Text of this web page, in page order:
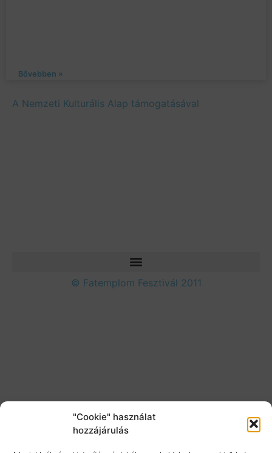
"Cookie" használat
hozzájárulás
Bővebben »
A Nemzeti Kulturális Alap támogatásával
© Fatemplom Fesztivál 2011